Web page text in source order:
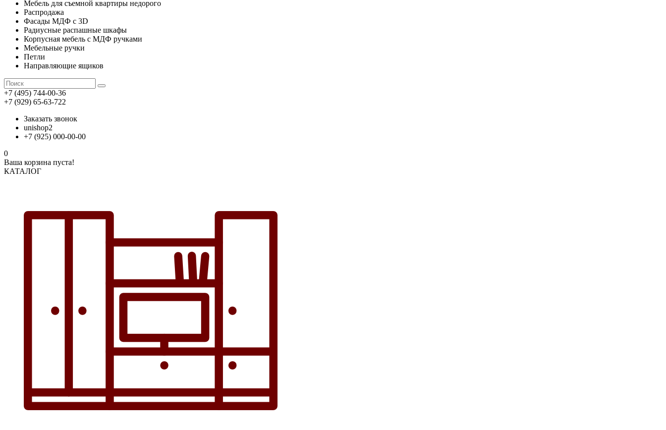
Мебель для съемной квартиры недорого
Распродажа
Фасады МДФ с 3D
Радиусные распашные шкафы
Корпусная мебель с МДФ ручками
Мебельные ручки
Петли
Направляющие ящиков
+7 (495) 744-00-36
+7 (929) 65-63-722
Заказать звонок
unishop2
+7 (925) 000-00-00
0
Ваша корзина пуста!
КАТАЛОГ